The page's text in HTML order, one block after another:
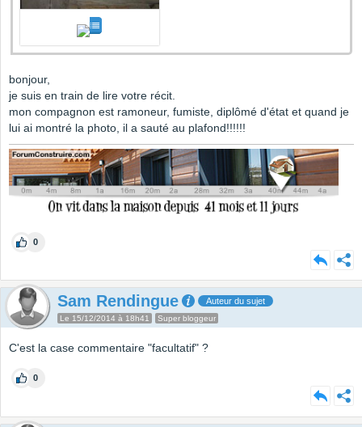
bonjour,
je suis en train de lire votre récit.
mon compagnon est ramoneur, fumiste, diplômé d'état et quand je
lui ai montré la photo, il a sauté au plafond!!!!!!
0
Sam Rendingue Auteur du sujet
Le 15/12/2014 à 18h41 Super bloggeur
C'est la case commentaire "facultatif" ?
0